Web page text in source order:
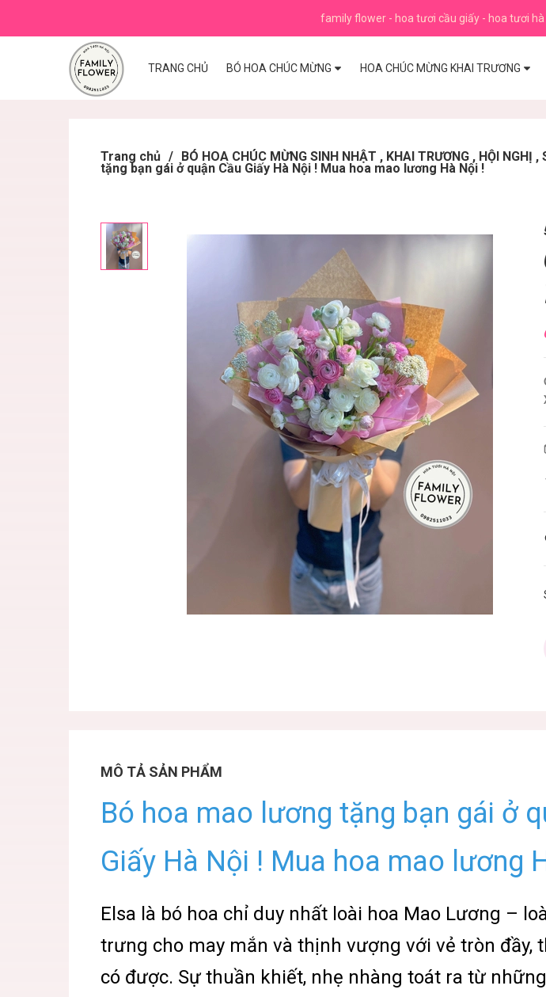
family flower - hoa tươi cầu giấy - hoa tươi hà
TRANG CHỦ BÓ HOA CHÚC MỪNG HOA CHÚC MỪNG KHAI TRƯƠNG
Trang chủ / BÓ HOA CHÚC MỪNG SINH NHẬT , KHAI TRƯƠNG , HỘI NGHỊ
tặng bạn gái ở quận Cầu Giấy Hà Nội ! Mua hoa mao lương Hà Nội !
MÔ TẢ SẢN PHẨM
Bó hoa mao lương tặng bạn gái ở
Giấy Hà Nội ! Mua hoa mao lương
Elsa là bó hoa chỉ duy nhất loài hoa Mao Lương –
trưng cho may mắn và thịnh vượng với vẻ tròn đầy,
có được. Sự thuần khiết, nhẹ nhàng toát ra từ